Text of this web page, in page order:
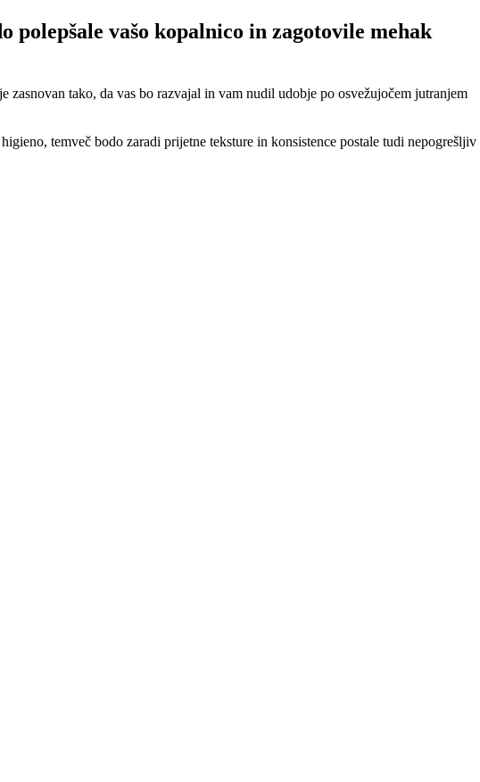
vašo kopalnico in zagotovile mehak
tako, da vas bo razvajal in vam nudil udobje po osvežujočem jutranjem
temveč bodo zaradi prijetne teksture in konsistence postale tudi nepogrešljiv